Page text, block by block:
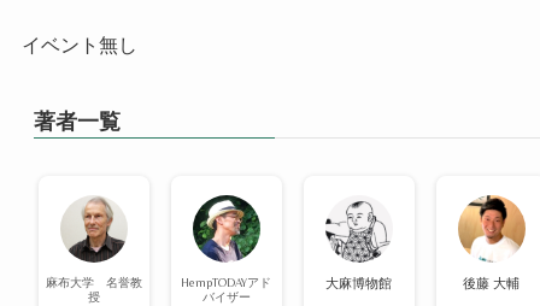
イベント無し
著者一覧
麻布大学 名誉教
授
HempTODAYアド
バイザー
大麻博物館 後藤 大輔